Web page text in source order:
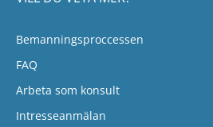
Bemanningsproccessen
FAQ
Arbeta som konsult
Intresseanmälan